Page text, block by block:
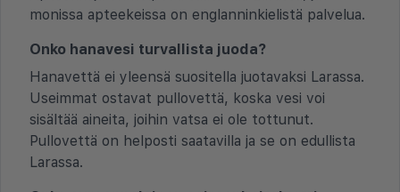
monissa apteekeissa on englanninkielistä palvelua.
Onko hanavesi turvallista juoda?
Hanavettä ei yleensä suositella juotavaksi Larassa.
Useimmat ostavat pullovettä, koska vesi voi
sisältää aineita, joihin vatsa ei ole tottunut.
Pullovettä on helposti saatavilla ja se on edullista
Larassa.